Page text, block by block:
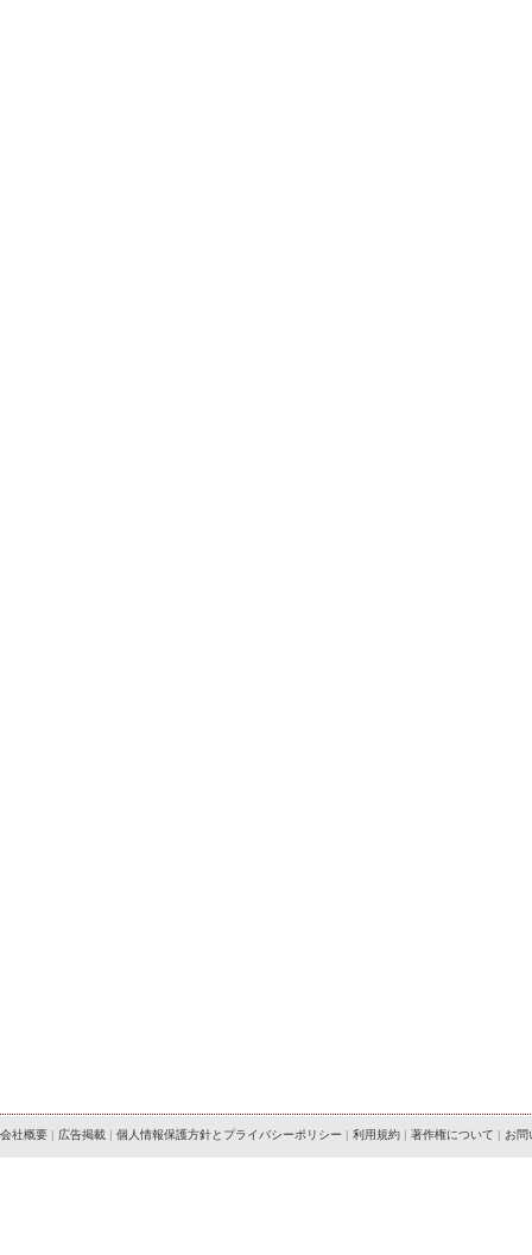
会社概要 | 広告掲載 | 個人情報保護方針とプライバシーポリシー | 利用規約 | 著作権について | お問